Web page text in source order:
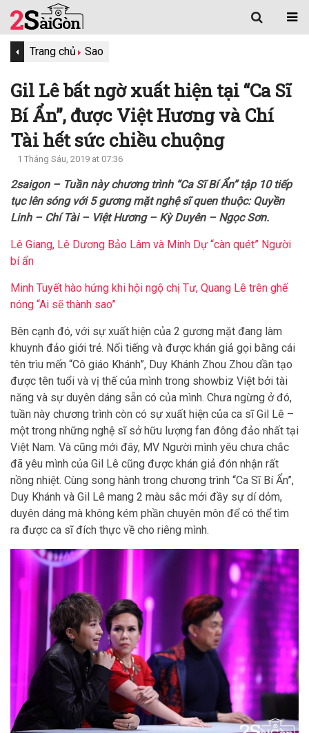
Trang chủ Sao
Gil Lê bất ngờ xuất hiện tại “Ca Sĩ
Bí Ẩn”, được Việt Hương và Chí
Tài hết sức chiều chuộng
1 Tháng Sáu, 2019 at 07:36
2saigon – Tuần này chương trình “Ca Sĩ Bí Ẩn” tập 10 tiếp
tục lên sóng với 5 gương mặt nghệ sĩ quen thuộc: Quyền
Linh – Chí Tài – Việt Hương – Kỳ Duyên – Ngọc Sơn.
Lê Giang, Lê Dương Bảo Lâm và Minh Dự “càn quét” Người
bí ẩn
Minh Tuyết hào hứng khi hội ngộ chị Tư, Quang Lê trên ghế
nóng “Ai sẽ thành sao”
Bên cạnh đó, với sự xuất hiện của 2 gương mặt đang làm
khuynh đảo giới trẻ. Nổi tiếng và được khán giả gọi bằng cái
tên trìu mến “Cô giáo Khánh”, Duy Khánh Zhou Zhou dần tạo
được tên tuổi và vị thế của mình trong showbiz Việt bởi tài
năng và sự duyên dáng sẵn có của mình. Chưa ngừng ở đó,
tuần này chương trình còn có sự xuất hiện của ca sĩ Gil Lê –
một trong những nghệ sĩ sở hữu lượng fan đông đảo nhất tại
Việt Nam. Và cũng mới đây, MV Người mình yêu chưa chắc
đã yêu mình của Gil Lê cũng được khán giả đón nhận rất
nồng nhiệt. Cùng song hành trong chương trình “Ca Sĩ Bí Ẩn”,
Duy Khánh và Gil Lê mang 2 màu sắc mới đầy sự dí dỏm,
duyên dáng mà không kém phần chuyên môn để có thể tìm
ra được ca sĩ đích thực về cho riêng mình.